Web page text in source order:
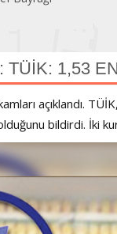
TÜİK: 1,53
açıklandı.
bildirdi. İki